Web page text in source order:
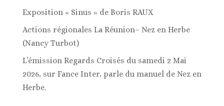
Exposition « Sinus » de Boris RAUX
Actions régionales La Réunion– Nez en Herbe
(Nancy Turbot)
L’émission Regards Croisés du samedi 2 Mai
2026, sur Fance Inter, parle du manuel de Nez en
Herbe.